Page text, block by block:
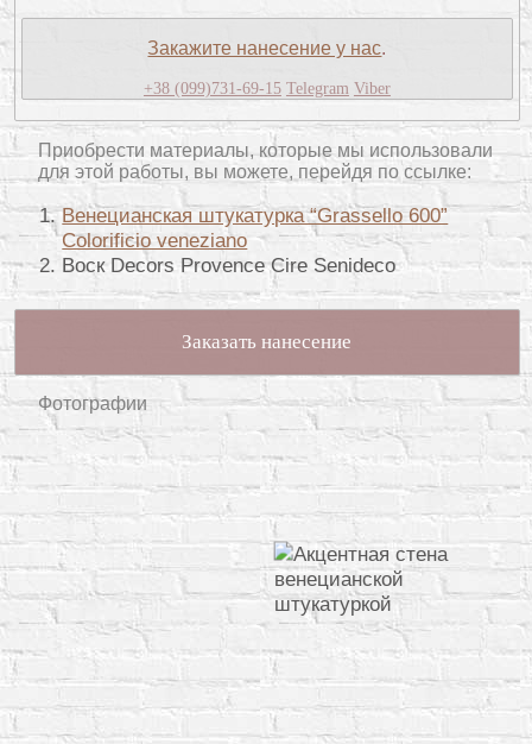
Закажите нанесение у нас.
+38 (099)731-69-15 Telegram Viber
Приобрести материалы, которые мы использовали
для этой работы, вы можете, перейдя по ссылке:
Венецианская штукатурка “Grassello 600”
Colorificio veneziano
Воск Decors Provence Cire Senideco
Заказать нанесение
Фотографии